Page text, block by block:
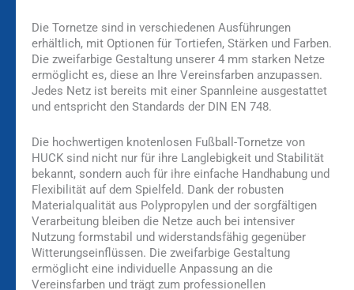
Die Tornetze sind in verschiedenen Ausführungen
erhältlich, mit Optionen für Tortiefen, Stärken und Farben.
Die zweifarbige Gestaltung unserer 4 mm starken Netze
ermöglicht es, diese an Ihre Vereinsfarben anzupassen.
Jedes Netz ist bereits mit einer Spannleine ausgestattet
und entspricht den Standards der DIN EN 748.
Die hochwertigen knotenlosen Fußball-Tornetze von
HUCK sind nicht nur für ihre Langlebigkeit und Stabilität
bekannt, sondern auch für ihre einfache Handhabung und
Flexibilität auf dem Spielfeld. Dank der robusten
Materialqualität aus Polypropylen und der sorgfältigen
Verarbeitung bleiben die Netze auch bei intensiver
Nutzung formstabil und widerstandsfähig gegenüber
Witterungseinflüssen. Die zweifarbige Gestaltung
ermöglicht eine individuelle Anpassung an die
Vereinsfarben und trägt zum professionellen